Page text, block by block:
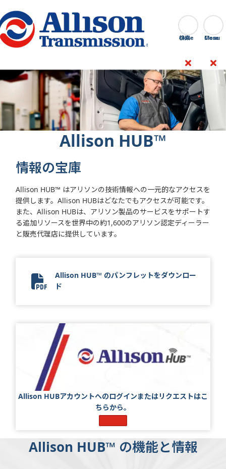
Go Home 検索
Close
Allison HUB™
情報の宝庫
Allison HUB™ はアリソンの技術情報への一元的なアクセスを
提供します。Allison HUBはどなたでもアクセスが可能です。
また、Allison HUBは、アリソン製品のサービスをサポートす
る追加リソースを世界中の約1,600のアリソン認定ディーラー
と販売代理店に提供しています。
14155-001 - Allison HUB Flyer Update_Final_JA
Allison HUB™ のパンフレットをダウンロー
ド
Allison HUBアカウントへのログインまたはリクエストはこ
ちらから。
Allison HUB™ の機能と情報